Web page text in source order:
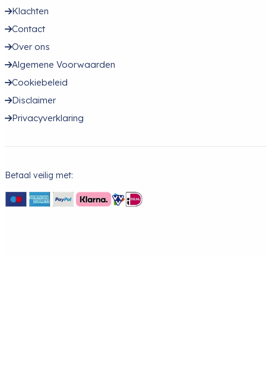
Klachten
Contact
Over ons
Algemene Voorwaarden
Cookiebeleid
Disclaimer
Privacyverklaring
Betaal veilig met: